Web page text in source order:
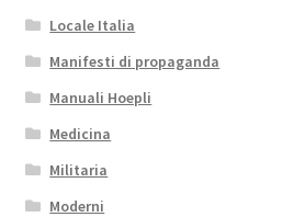
Locale Italia
Manifesti di propaganda
Manuali Hoepli
Medicina
Militaria
Moderni